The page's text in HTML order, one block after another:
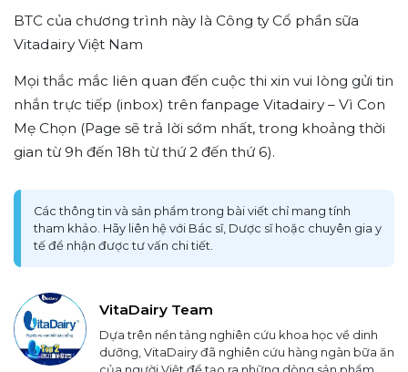
BTC của chương trình này là Công ty Cổ phần sữa
Vitadairy Việt Nam
Mọi thắc mắc liên quan đến cuộc thi xin vui lòng gửi tin
nhắn trực tiếp (inbox) trên fanpage Vitadairy – Vì Con
Mẹ Chọn (Page sẽ trả lời sớm nhất, trong khoảng thời
gian từ 9h đến 18h từ thứ 2 đến thứ 6).
Các thông tin và sản phẩm trong bài viết chỉ mang tính
tham khảo. Hãy liên hệ với Bác sĩ, Dược sĩ hoặc chuyên gia y
tế để nhận được tư vấn chi tiết.
VitaDairy Team
Dựa trên nền tảng nghiên cứu khoa học về dinh
dưỡng, VitaDairy đã nghiên cứu hàng ngàn bữa ăn